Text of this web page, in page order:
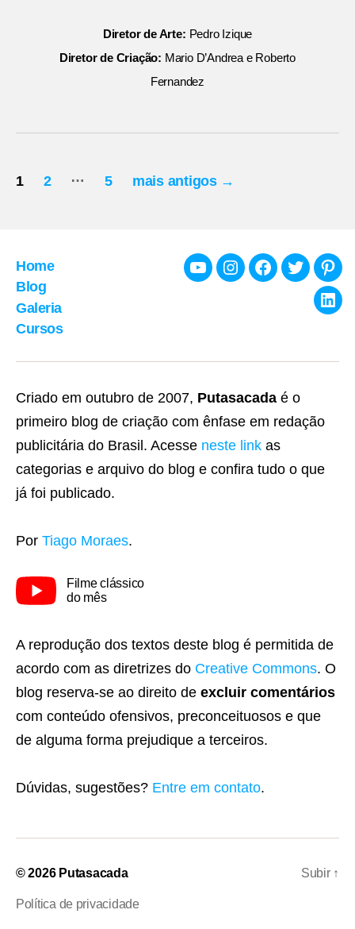
Diretor de Arte: Pedro Izique
Diretor de Criação: Mario D’Andrea e Roberto
Fernandez
Paginação
1 2 … 5 mais antigos →
Home
Blog
Galeria
Cursos
YoutubeInstagramFacebook
Twitter
Criado em outubro de 2007, Putasacada é o
primeiro blog de criação com ênfase em redação
publicitária do Brasil. Acesse neste link as
categorias e arquivo do blog e confira tudo o que
já foi publicado.
Por Tiago Moraes.
Filme clássico
do mês
A reprodução dos textos deste blog é permitida de
acordo com as diretrizes do Creative Commons. O
blog reserva-se ao direito de excluir comentários
com conteúdo ofensivos, preconceituosos e que
de alguma forma prejudique a terceiros.
Dúvidas, sugestões? Entre em contato.
© 2026 Putasacada
Política de privacidade
Subir ↑